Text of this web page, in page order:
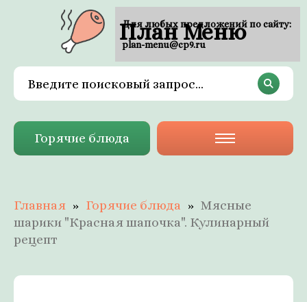
План Меню
Горячие блюда
Главная Горячие блюда
Мясные
шарики "Красная шапочка". Кулинарный
рецепт
Для любых предложений по сайту:
plan-menu@cp9.ru